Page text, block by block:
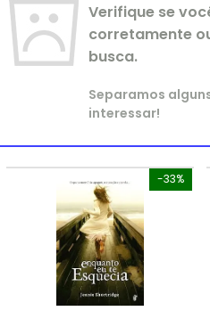
Verifique se
corretamente
busca.
Separamos
interessar!
-33%